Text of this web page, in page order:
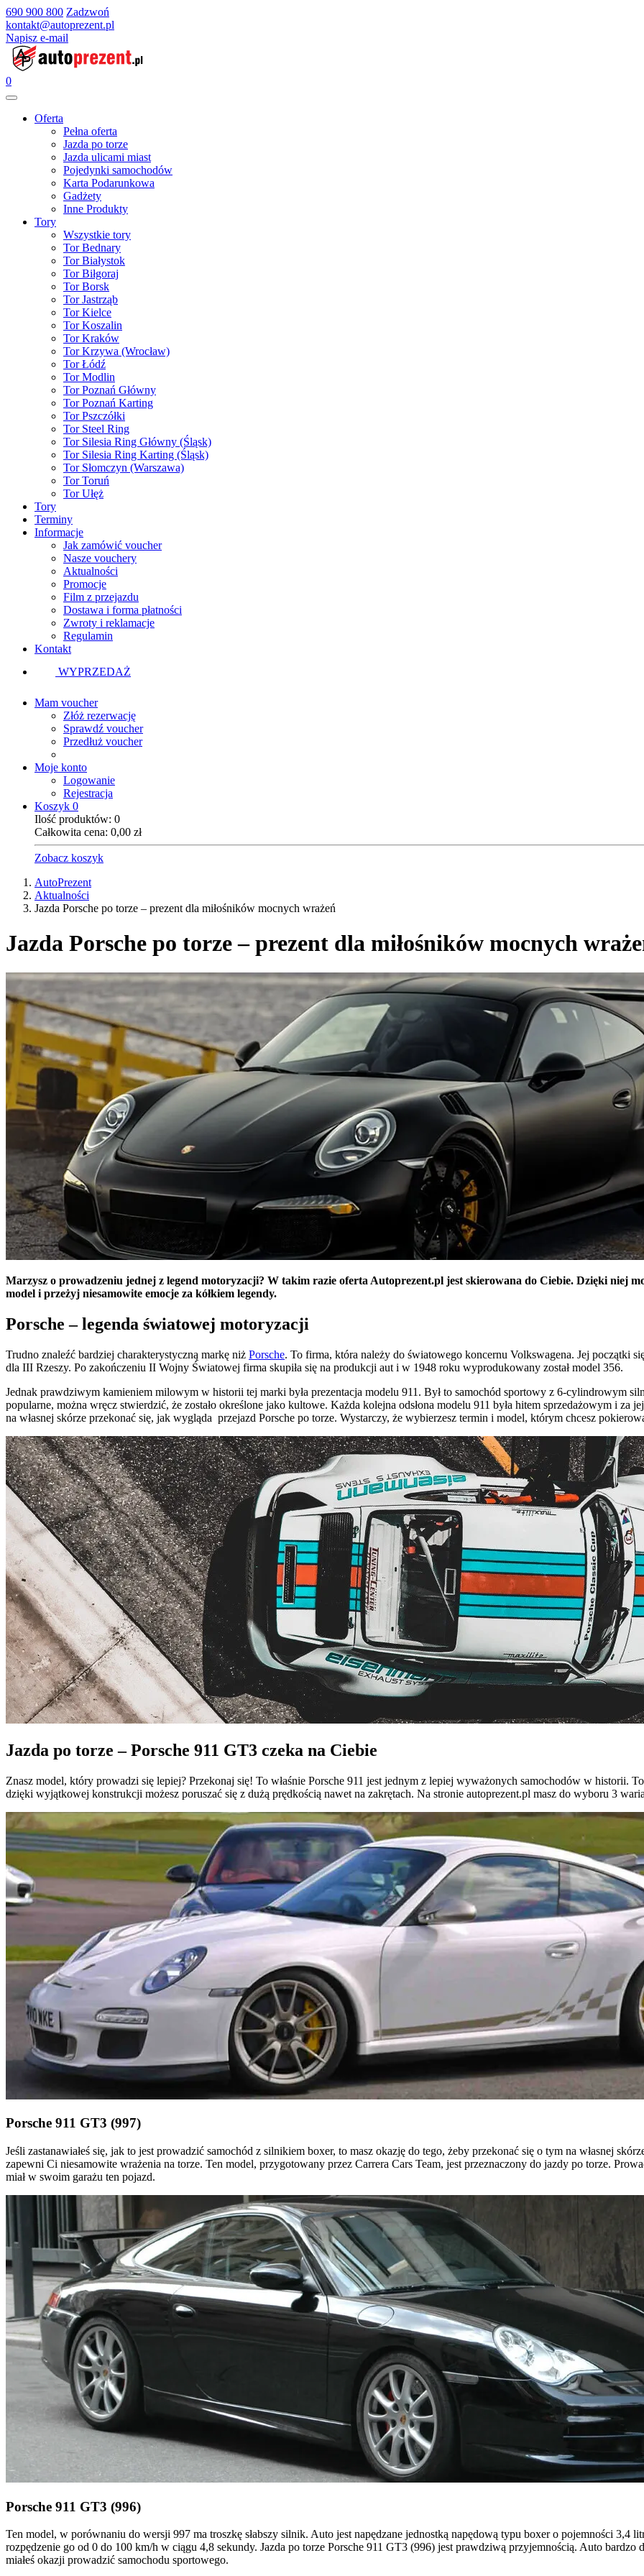
690 900 800 Zadzwoń
kontakt@autoprezent.pl
Napisz e-mail
0
Oferta
Pełna oferta
Jazda po torze
Jazda ulicami miast
Pojedynki samochodów
Karta Podarunkowa
Gadżety
Inne Produkty
Tory
Wszystkie tory
Tor Bednary
Tor Białystok
Tor Biłgoraj
Tor Borsk
Tor Jastrząb
Tor Kielce
Tor Koszalin
Tor Kraków
Tor Krzywa (Wrocław)
Tor Łódź
Tor Modlin
Tor Poznań Główny
Tor Poznań Karting
Tor Pszczółki
Tor Steel Ring
Tor Silesia Ring Główny (Śląsk)
Tor Silesia Ring Karting (Śląsk)
Tor Słomczyn (Warszawa)
Tor Toruń
Tor Ułęż
Tory
Terminy
Informacje
Jak zamówić voucher
Nasze vouchery
Aktualności
Promocje
Film z przejazdu
Dostawa i forma płatności
Zwroty i reklamacje
Regulamin
Kontakt
WYPRZEDAŻ
Mam voucher
Złóż rezerwację
Sprawdź voucher
Przedłuż voucher
Moje konto
Logowanie
Rejestracja
Koszyk 0
Ilość produktów: 0
Całkowita cena: 0,00 zł
Zobacz koszyk
AutoPrezent
Aktualności
Jazda Porsche po torze – prezent dla miłośników mocnych wrażeń
Jazda Porsche po torze – prezent dla miłośników mocnych
Marzysz o prowadzeniu jednej z legend motoryzacji? W takim razie oferta Autoprezent.pl jest skierowana do Ciebie. Dzięki niej
model i przeżyj niesamowite emocje za kółkiem legendy.
Porsche – legenda światowej motoryzacji
Trudno znaleźć bardziej charakterystyczną markę niż Porsche. To firma, która należy do światowego koncernu Volkswagena. Jej początki
dla III Rzeszy. Po zakończeniu II Wojny Światowej firma skupiła się na produkcji aut i w 1948 roku wyprodukowany został model 356.
Jednak prawdziwym kamieniem milowym w historii tej marki była prezentacja modelu 911. Był to samochód sportowy z 6-cylindrowym
popularne, można wręcz stwierdzić, że zostało określone jako kultowe. Każda kolejna odsłona modelu 911 była hitem sprzedażowym i za
na własnej skórze przekonać się, jak wygląda przejazd Porsche po torze. Wystarczy, że wybierzesz termin i model, którym chcesz
Jazda po torze – Porsche 911 GT3 czeka na Ciebie
Znasz model, który prowadzi się lepiej? Przekonaj się! To właśnie Porsche 911 jest jednym z lepiej wyważonych samochodów w historii.
dzięki wyjątkowej konstrukcji możesz poruszać się z dużą prędkością nawet na zakrętach. Na stronie autoprezent.pl masz do wyboru 3
Porsche 911 GT3 (997)
Jeśli zastanawiałeś się, jak to jest prowadzić samochód z silnikiem boxer, to masz okazję do tego, żeby przekonać się o tym na własnej
zapewni Ci niesamowite wrażenia na torze. Ten model, przygotowany przez Carrera Cars Team, jest przeznaczony do jazdy po torze.
miał w swoim garażu ten pojazd.
Porsche 911 GT3 (996)
Ten model, w porównaniu do wersji 997 ma troszkę słabszy silnik. Auto jest napędzane jednostką napędową typu boxer o pojemności
rozpędzenie go od 0 do 100 km/h w ciągu 4,8 sekundy. Jazda po torze Porsche 911 GT3 (996) jest prawdziwą przyjemnością. Auto
miałeś okazji prowadzić samochodu sportowego.